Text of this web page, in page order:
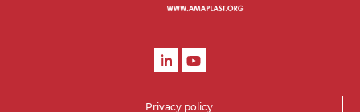
Privacy policy